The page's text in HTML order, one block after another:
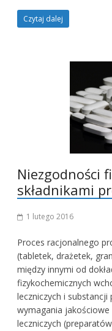
Czytaj dalej
Niezgodności
składnikami
1 lutego 2016
Proces racjonalnego
(tabletek, drażetek,
między innymi od
fizykochemicznych
leczniczych i
wymagania
leczniczych